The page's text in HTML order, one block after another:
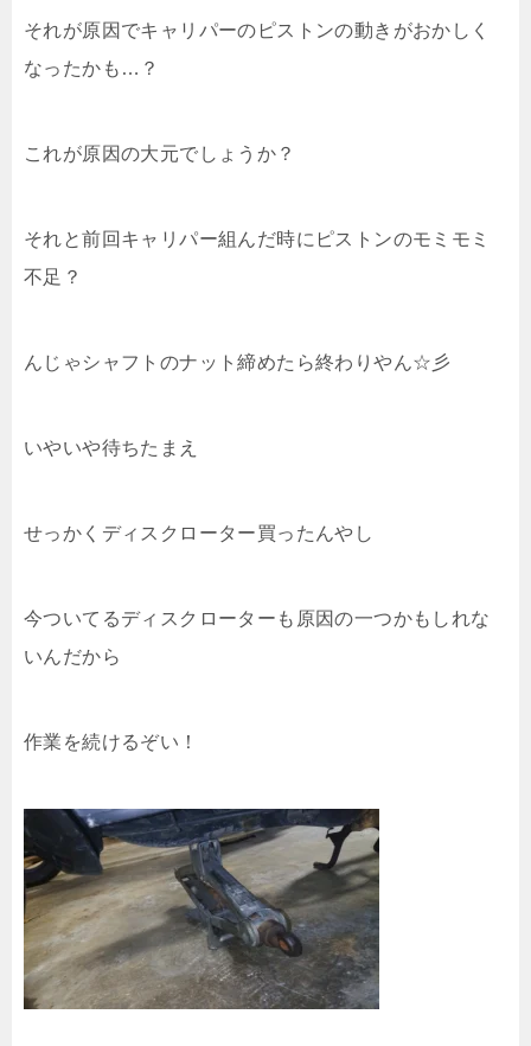
それが原因でキャリパーのピストンの動きがおかしく
なったかも…？
これが原因の大元でしょうか？
それと前回キャリパー組んだ時にピストンのモミモミ
不足？
んじゃシャフトのナット締めたら終わりやん☆彡
いやいや待ちたまえ
せっかくディスクローター買ったんやし
今ついてるディスクローターも原因の一つかもしれな
いんだから
作業を続けるぞい！